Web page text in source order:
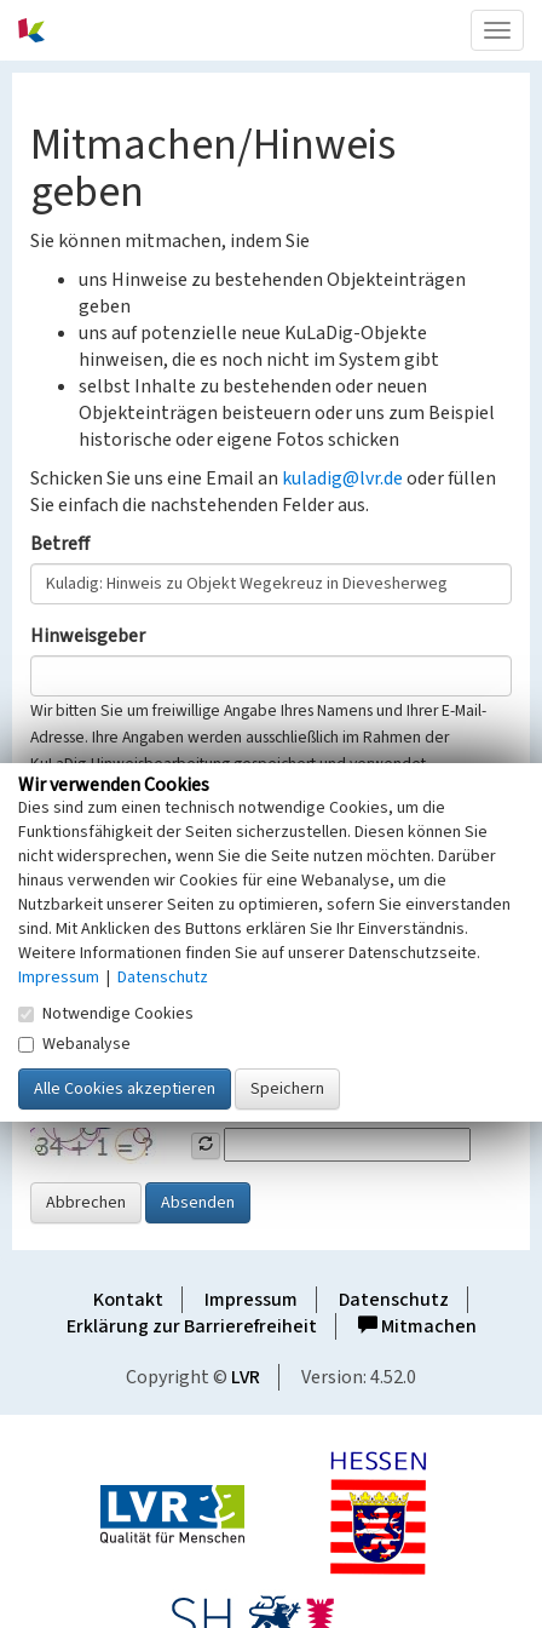
Mitmachen/Hinweis
geben
Sie können mitmachen, indem Sie
uns Hinweise zu bestehenden Objekteinträgen
geben
uns auf potenzielle neue KuLaDig-Objekte
hinweisen, die es noch nicht im System gibt
selbst Inhalte zu bestehenden oder neuen
Objekteinträgen beisteuern oder uns zum Beispiel
historische oder eigene Fotos schicken
Schicken Sie uns eine Email an kuladig@lvr.deoder füllen
Sie einfach die nachstehenden Felder aus.
Betreff
Hinweisgeber
Wir bitten Sie um freiwillige Angabe Ihres Namens und Ihrer E-Mail-
Adresse. Ihre Angaben werden ausschließlich im Rahmen der
KuLaDig-Hinweisbearbeitung gespeichert und verwendet.
Selbstverständlich werden diese entsprechend der Vorschriften des
Telemediengesetzes, des Datenschutzgesetzes NRW und der seit
dem 25.05.2018 gültigen Europäischen Datenschutzgrundverordnung
(EU-DSGVO) vertraulich behandelt, beachten Sie bitte unsere
Hinweise zumDatenschutz
Nachricht
SicherheitsabfrageTragen Sie unten das Rechenergebnis aus der
Grafik ein
Abbrechen Absenden
Kontakt Impressum
Datenschutz
Erklärung zur Barrierefreiheit
Mitmachen
Copyright © LVR Version: 4.52.0
Wir verwenden Cookies
Dies sind zum einen technisch notwendige Cookies, um die
Funktionsfähigkeit der Seiten sicherzustellen. Diesen können Sie
nicht widersprechen, wenn Sie die Seite nutzen möchten. Darüber
hinaus verwenden wir Cookies für eine Webanalyse, um die
Nutzbarkeit unserer Seiten zu optimieren, sofern Sie einverstanden
sind. Mit Anklicken des Buttons erklären Sie Ihr Einverständnis.
Weitere Informationen finden Sie auf unserer Datenschutzseite.
Impressum | Datenschutz
Notwendige Cookies
Webanalyse